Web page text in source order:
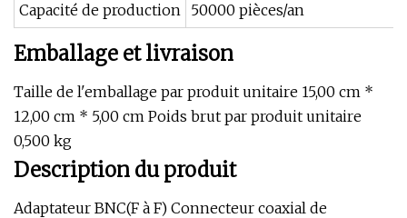
Capacité de production 50000 pièces/an
Emballage et livraison
Taille de l'emballage par produit unitaire 15,00 cm *
12,00 cm * 5,00 cm Poids brut par produit unitaire
0,500 kg
Description du produit
Adaptateur BNC(F à F) Connecteur coaxial de